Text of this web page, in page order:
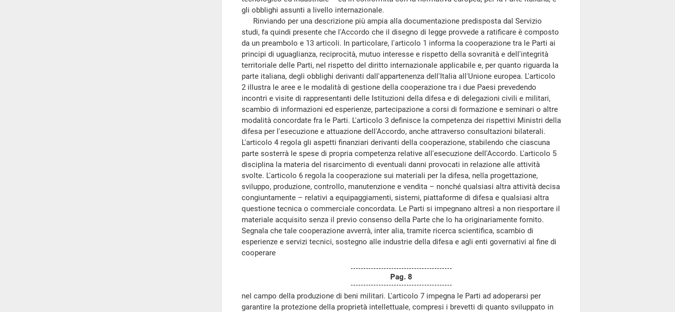
gli obblighi assunti a livello internazionale.
Rinviando per una descrizione più ampia alla documentazione predisposta dal Servizio
studi, fa quindi presente che l'Accordo che il disegno di legge provvede a ratificare è composto
da un preambolo e 13 articoli. In particolare, l'articolo 1 informa la cooperazione tra le Parti ai
principi di uguaglianza, reciprocità, mutuo interesse e rispetto della sovranità e dell'integrità
territoriale delle Parti, nel rispetto del diritto internazionale applicabile e, per quanto riguarda la
parte italiana, degli obblighi derivanti dall'appartenenza dell'Italia all'Unione europea. L'articolo
2 illustra le aree e le modalità di gestione della cooperazione tra i due Paesi prevedendo
incontri e visite di rappresentanti delle Istituzioni della difesa e di delegazioni civili e militari,
scambio di informazioni ed esperienze, partecipazione a corsi di formazione e seminari o altre
modalità concordate fra le Parti. L'articolo 3 definisce la competenza dei rispettivi Ministri della
difesa per l'esecuzione e attuazione dell'Accordo, anche attraverso consultazioni bilaterali.
L'articolo 4 regola gli aspetti finanziari derivanti della cooperazione, stabilendo che ciascuna
parte sosterrà le spese di propria competenza relative all'esecuzione dell'Accordo. L'articolo 5
disciplina la materia del risarcimento di eventuali danni provocati in relazione alle attività
svolte. L'articolo 6 regola la cooperazione sui materiali per la difesa, nella progettazione,
sviluppo, produzione, controllo, manutenzione e vendita – nonché qualsiasi altra attività decisa
congiuntamente – relativi a equipaggiamenti, sistemi, piattaforme di difesa e qualsiasi altra
questione tecnica o commerciale concordata. Le Parti si impegnano altresì a non riesportare il
materiale acquisito senza il previo consenso della Parte che lo ha originariamente fornito.
Segnala che tale cooperazione avverrà, inter alia, tramite ricerca scientifica, scambio di
esperienze e servizi tecnici, sostegno alle industrie della difesa e agli enti governativi al fine di
cooperare
Pag. 8
nel campo della produzione di beni militari. L'articolo 7 impegna le Parti ad adoperarsi per
garantire la protezione della proprietà intellettuale, compresi i brevetti di quanto sviluppato in